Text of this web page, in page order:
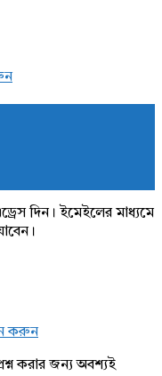
দিন। ইমেইলের মাধ্যমে
করুন
করার জন্য অবশ্যই